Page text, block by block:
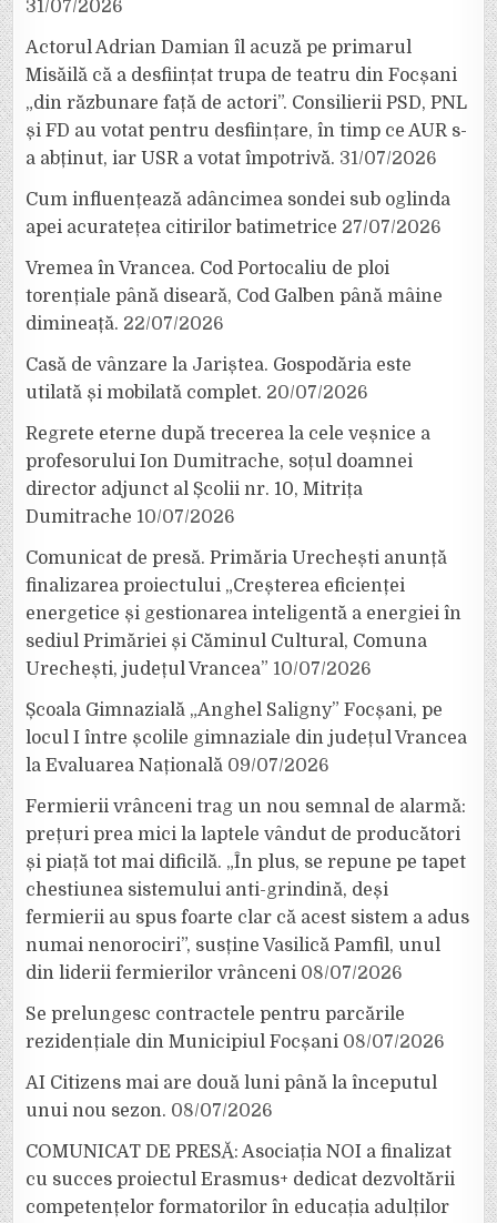
31/07/2026
Actorul Adrian Damian îl acuză pe primarul
Misăilă că a desființat trupa de teatru din Focșani
„din răzbunare față de actori”. Consilierii PSD, PNL
și FD au votat pentru desființare, în timp ce AUR s-
a abținut, iar USR a votat împotrivă. 31/07/2026
Cum influențează adâncimea sondei sub oglinda
apei acuratețea citirilor batimetrice 27/07/2026
Vremea în Vrancea. Cod Portocaliu de ploi
torențiale până diseară, Cod Galben până mâine
dimineață. 22/07/2026
Casă de vânzare la Jariștea. Gospodăria este
utilată și mobilată complet. 20/07/2026
Regrete eterne după trecerea la cele veșnice a
profesorului Ion Dumitrache, soțul doamnei
director adjunct al Școlii nr. 10, Mitrița
Dumitrache 10/07/2026
Comunicat de presă. Primăria Urechești anunță
finalizarea proiectului „Creșterea eficienței
energetice și gestionarea inteligentă a energiei în
sediul Primăriei și Căminul Cultural, Comuna
Urechești, județul Vrancea” 10/07/2026
Școala Gimnazială „Anghel Saligny” Focșani, pe
locul I între școlile gimnaziale din județul Vrancea
la Evaluarea Națională 09/07/2026
Fermierii vrânceni trag un nou semnal de alarmă:
prețuri prea mici la laptele vândut de producători
și piață tot mai dificilă. „În plus, se repune pe tapet
chestiunea sistemului anti-grindină, deși
fermierii au spus foarte clar că acest sistem a adus
numai nenorociri”, susține Vasilică Pamfil, unul
din liderii fermierilor vrânceni 08/07/2026
Se prelungesc contractele pentru parcările
rezidențiale din Municipiul Focșani 08/07/2026
AI Citizens mai are două luni până la începutul
unui nou sezon. 08/07/2026
COMUNICAT DE PRESĂ: Asociația NOI a finalizat
cu succes proiectul Erasmus+ dedicat dezvoltării
competențelor formatorilor în educația adulților